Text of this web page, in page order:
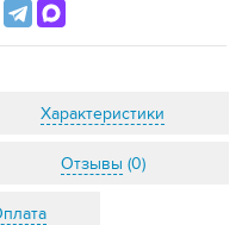
Характеристики
Отзывы (0)